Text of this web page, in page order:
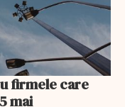
firmele care
mai